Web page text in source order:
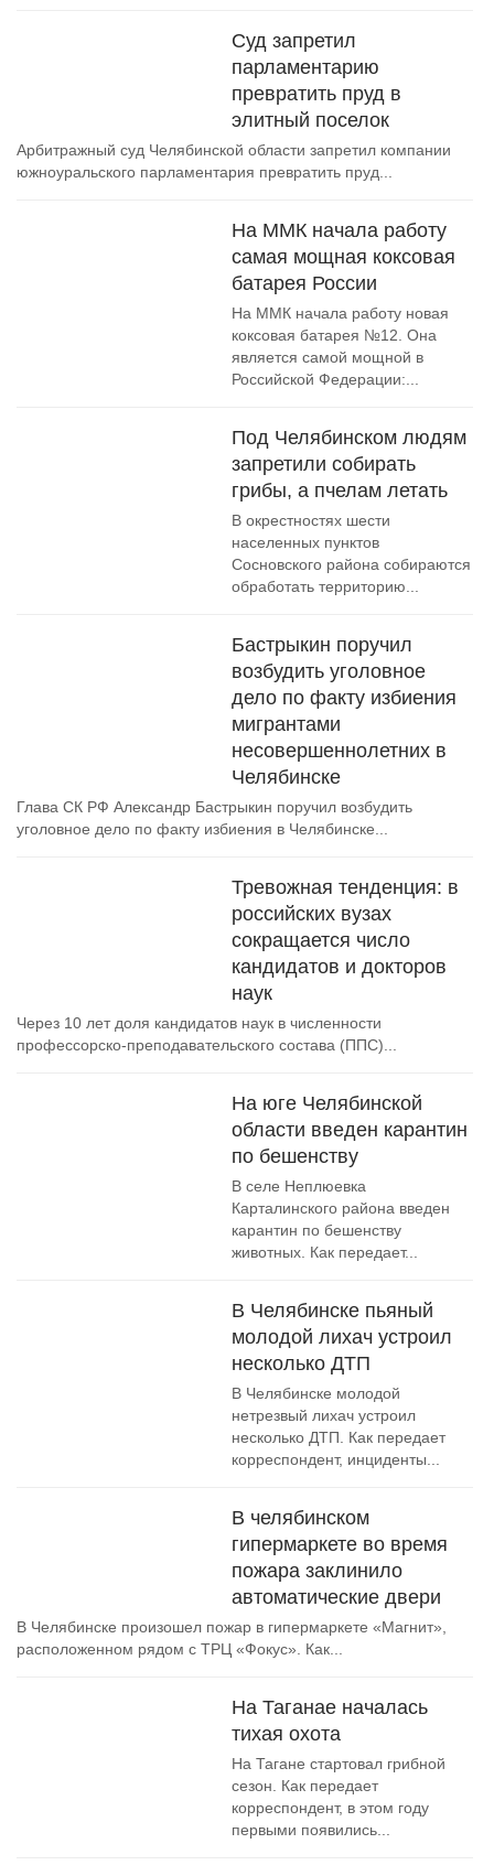
Суд запретил
парламентарию
превратить пруд в
элитный поселок
Арбитражный суд Челябинской области запретил компании
южноуральского парламентария превратить пруд...
На ММК начала работу
самая мощная коксовая
батарея России
На ММК начала работу новая
коксовая батарея №12. Она
является самой мощной в
Российской Федерации:...
Под Челябинском людям
запретили собирать
грибы, а пчелам летать
В окрестностях шести
населенных пунктов
Сосновского района собираются
обработать территорию...
Бастрыкин поручил
возбудить уголовное
дело по факту избиения
мигрантами
несовершеннолетних в
Челябинске
Глава СК РФ Александр Бастрыкин поручил возбудить
уголовное дело по факту избиения в Челябинске...
Тревожная тенденция: в
российских вузах
сокращается число
кандидатов и докторов
наук
Через 10 лет доля кандидатов наук в численности
профессорско-преподавательского состава (ППС)...
На юге Челябинской
области введен карантин
по бешенству
В селе Неплюевка
Карталинского района введен
карантин по бешенству
животных. Как передает...
В Челябинске пьяный
молодой лихач устроил
несколько ДТП
В Челябинске молодой
нетрезвый лихач устроил
несколько ДТП. Как передает
корреспондент, инциденты...
В челябинском
гипермаркете во время
пожара заклинило
автоматические двери
В Челябинске произошел пожар в гипермаркете «Магнит»,
расположенном рядом с ТРЦ «Фокус». Как...
На Таганае началась
тихая охота
На Тагане стартовал грибной
сезон. Как передает
корреспондент, в этом году
первыми появились...